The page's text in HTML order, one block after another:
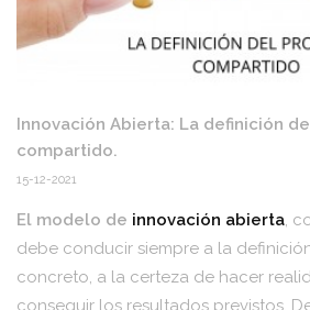
Innovación Abierta: La definición
compartido.
15-12-2021
El modelo de innovación abierta,
debe conducir siempre a la
concreto, a la certeza de hacer